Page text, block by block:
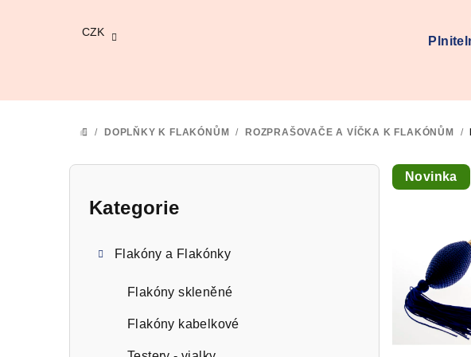
CZK
DOMŮ
/ DOPLŇKY K FLAKÓNŮM / ROZPRAŠOVAČE A VÍČKA K FLAKÓNŮM /
Přeskočit
Kategorie
Flakóny a Flakónky
Flakóny skleněné
Flakóny kabelkové
Novinka